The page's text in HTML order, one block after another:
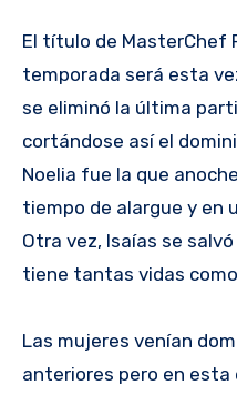
El título de MasterChef Paraguay tercera
temporada será esta
se eliminó la última
cortándose así el
Noelia fue la que
tiempo de alargue y en
Otra vez, Isaías se
tiene tantas vidas
Las mujeres venían
anteriores pero en esta